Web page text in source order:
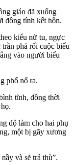
giáo đã xuống
đồng tính kết hôn.
kiểu nữ tu, ngực
phá rối cuộc biểu
vào người biểu
phố nổ ra.
tĩnh, đồng thời
độ làm cho hai phụ
một bị gãy xương
và sẽ trả thù”.